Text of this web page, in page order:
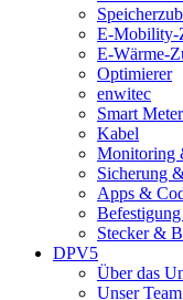
E-Mobility-
E-Wärme-
Optimierer
enwitec
Smart Meter
Kabel
Monitoring
Sicherung
Apps &
Stecker &
DPV5
Über das
Unser Team